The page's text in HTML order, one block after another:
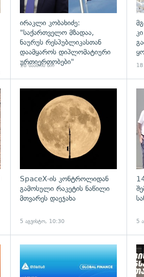
ირაკლი კობახიძე:
"საქართველო მზადაა,
ნაურუს რესპუბლიკასთან
დაამყაროს დიპლომატიური
ურთიერთობები"
18 საათის წინ 18
SpaceX-ის კონტროლიდან
გამოსული რაკეტის ნაწილი
მთვარეს დაეჯახა
5 აგვისტო, 10:30 5